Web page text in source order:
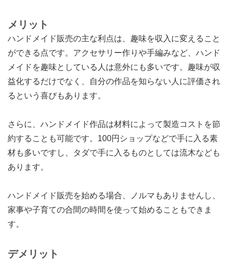
メリット
ハンドメイド販売の主な利点は、趣味を収入に変えること
ができる点です。アクセサリー作りや手編みなど、ハンド
メイドを趣味としている人は意外にも多いです。趣味が収
益化するだけでなく、自分の作品を知らない人に評価され
るという喜びもあります。
さらに、ハンドメイド作品は材料によって製造コストを節
約することも可能です。100円ショップなどで手に入る素
材も多いですし、タダで手に入るものとしては流木なども
あります。
ハンドメイド販売を始める場合、ノルマもありませんし、
家事や子育ての合間の時間を使って始めることもできま
す。
デメリット